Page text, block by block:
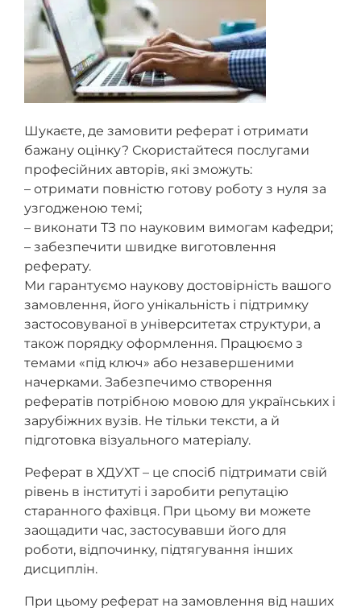
Шукаєте, де замовити реферат і отримати
бажану оцінку? Скористайтеся послугами
професійних авторів, які зможуть:
– отримати повністю готову роботу з нуля за
узгодженою темі;
– виконати ТЗ по науковим вимогам кафедри;
– забезпечити швидке виготовлення
реферату.
Ми гарантуємо наукову достовірність вашого
замовлення, його унікальність і підтримку
застосовуваної в університетах структури, а
також порядку оформлення. Працюємо з
темами «під ключ» або незавершеними
начерками. Забезпечимо створення
рефератів потрібною мовою для українських і
зарубіжних вузів. Не тільки тексти, а й
підготовка візуального матеріалу.
Реферат в ХДУХТ – це спосіб підтримати свій
рівень в інституті і заробити репутацію
старанного фахівця. При цьому ви можете
заощадити час, застосувавши його для
роботи, відпочинку, підтягування інших
дисциплін.
При цьому реферат на замовлення від наших